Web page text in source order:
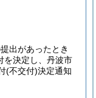
出があったとき
を決定し、丹波市
(不交付)決定通知